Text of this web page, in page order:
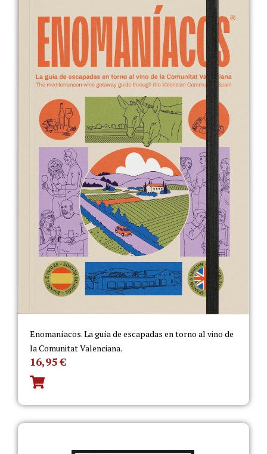
Enomaníacos. La guía de escapadas en torno al vino de
la Comunitat Valenciana.
16,95€